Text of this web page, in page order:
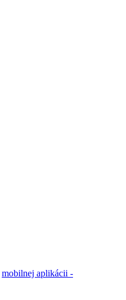
mobilnej aplikácii -